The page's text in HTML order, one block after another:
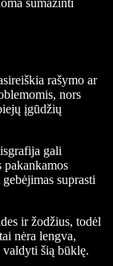
sumažinti
rašymo ar
nors
įgūdžių
gali
pakankamos
suprasti
ir žodžius, todėl
nėra lengva,
valdyti šią būklę.